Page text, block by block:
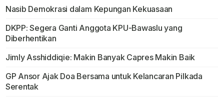
Nasib Demokrasi dalam Kepungan Kekuasaan
DKPP: Segera Ganti Anggota KPU-Bawaslu yang
Diberhentikan
Jimly Asshiddiqie: Makin Banyak Capres Makin Baik
GP Ansor Ajak Doa Bersama untuk Kelancaran Pilkada
Serentak